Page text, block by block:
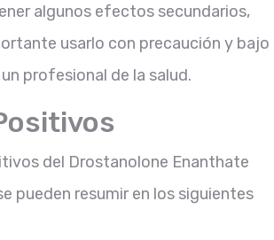
algunos efectos secundarios,
usarlo con precaución y bajo
profesional de la salud.
del Drostanolone Enanthate
pueden resumir en los siguientes